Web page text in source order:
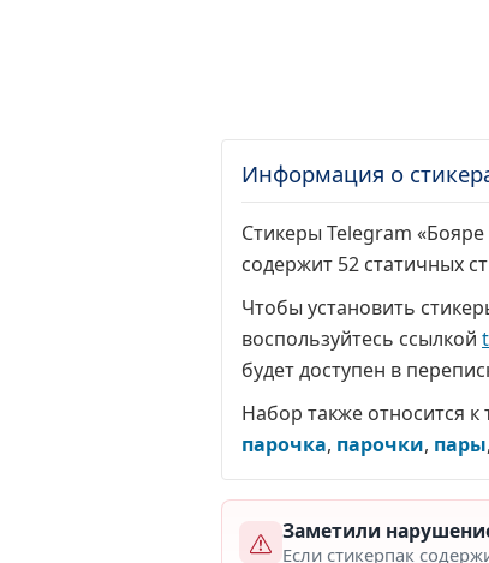
Информация о
Стикеры Telegram
содержит 52 статичных
Чтобы установить
воспользуйтесь ссылкой
будет доступен в
Набор также относится к
парочка, парочки, пары,
Заметили
Если стикерпак